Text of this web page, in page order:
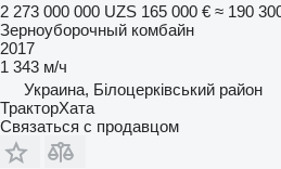
2 273 000 000 UZS 165 000 € ≈ 190
Зерноуборочный комбайн
2017
1 343 м/ч
Украина, Білоцерківський район
ТракторХата
Связаться с продавцом